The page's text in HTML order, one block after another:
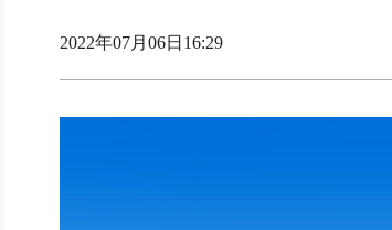
2022年07月06日16:29